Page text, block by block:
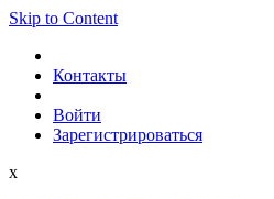
Skip to Content
Контакты
Войти
Зарегистрироваться
x